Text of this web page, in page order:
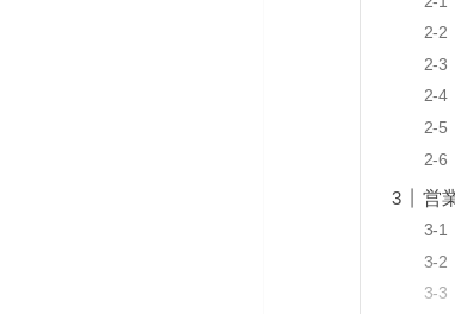
営